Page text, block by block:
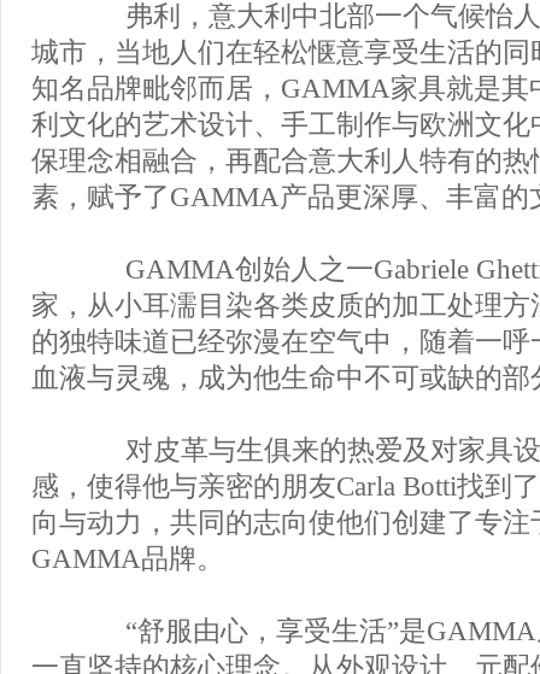
弗利，意大利中北部一个气候怡人
城市，当地人们在轻松惬意享受生活的同
知名品牌毗邻而居，GAMMA家具就是其
利文化的艺术设计、手工制作与欧洲文化
保理念相融合，再配合意大利人特有的热
素，赋予了GAMMA产品更深厚、丰富的
GAMMA创始人之一Gabriele
家，从小耳濡目染各类皮质的加工处理方
的独特味道已经弥漫在空气中，随着一呼
血液与灵魂，成为他生命中不可或缺的部
对皮革与生俱来的热爱及对家具设
感，使得他与亲密的朋友Carla Botti找到
向与动力，共同的志向使他们创建了专注
GAMMA品牌。
“舒服由心，享受生活”是GAMMA
一直坚持的核心理念。从外观设计、元配